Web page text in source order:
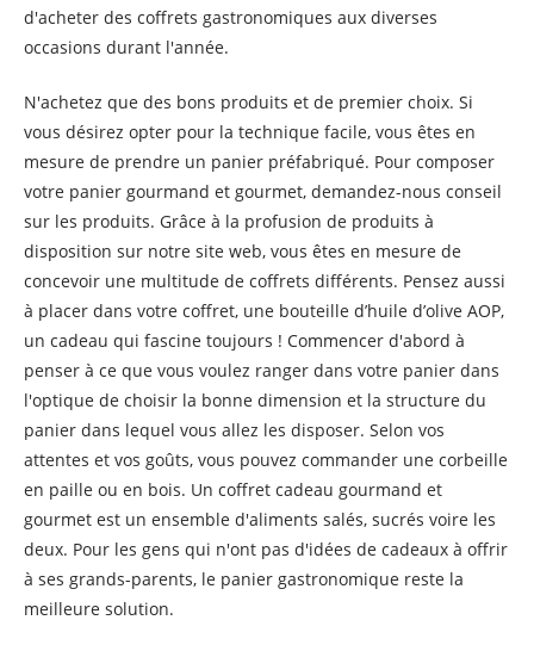
d'acheter des coffrets gastronomiques aux diverses
occasions durant l'année.
N'achetez que des bons produits et de premier choix. Si
vous désirez opter pour la technique facile, vous êtes en
mesure de prendre un panier préfabriqué. Pour composer
votre panier gourmand et gourmet, demandez-nous conseil
sur les produits. Grâce à la profusion de produits à
disposition sur notre site web, vous êtes en mesure de
concevoir une multitude de coffrets différents. Pensez aussi
à placer dans votre coffret, une bouteille d’huile d’olive AOP,
un cadeau qui fascine toujours ! Commencer d'abord à
penser à ce que vous voulez ranger dans votre panier dans
l'optique de choisir la bonne dimension et la structure du
panier dans lequel vous allez les disposer. Selon vos
attentes et vos goûts, vous pouvez commander une corbeille
en paille ou en bois. Un coffret cadeau gourmand et
gourmet est un ensemble d'aliments salés, sucrés voire les
deux. Pour les gens qui n'ont pas d'idées de cadeaux à offrir
à ses grands-parents, le panier gastronomique reste la
meilleure solution.